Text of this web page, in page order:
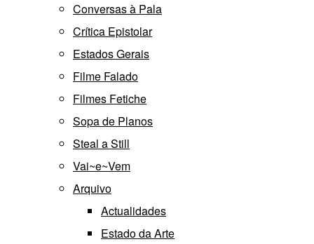
Conversas à Pala
Crítica Epistolar
Estados Gerais
Filme Falado
Filmes Fetiche
Sopa de Planos
Steal a Still
Vai~e~Vem
Arquivo
Actualidades
Estado da Arte